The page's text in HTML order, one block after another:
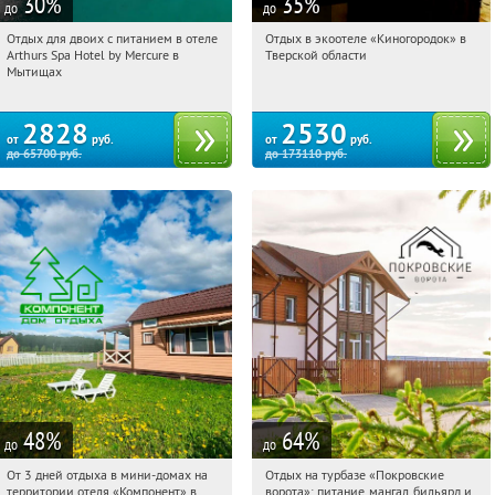
до
03:48:44
Купи первым!
Московская обл., г. Мытищи, д.
Отдых для двоих с питанием в отеле
Arthurs Spa Hotel by Mercure в
Мытищах
от 2828 руб.
до65700руб.
до
03:48:44
Купи первым!
Отдых в экоотеле «Киногородок» в
Тверской области
от 2530 руб.
до173110руб.
до 48%
03:48:44 Купили:117
От 3 дней отдыха в мини-домах на
территории отеля «Компонент» в
до 64%
03:48:44 Купили:
Отдых на турбазе «Покровские
ворота»: питание, мангал, бильярд и